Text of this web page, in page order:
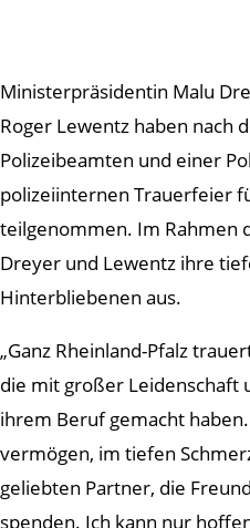
Ministerpräsidentin Malu
Roger Lewentz haben nach
Polizeibeamten und einer
polizeiinternen Trauerfeier
teilgenommen. Im Rahmen
Dreyer und Lewentz ihre
Hinterbliebenen aus.
„Ganz Rheinland-Pfalz
die mit großer Leidenschaft
ihrem Beruf gemacht
vermögen, im tiefen
geliebten Partner, die
spenden. Ich kann nur